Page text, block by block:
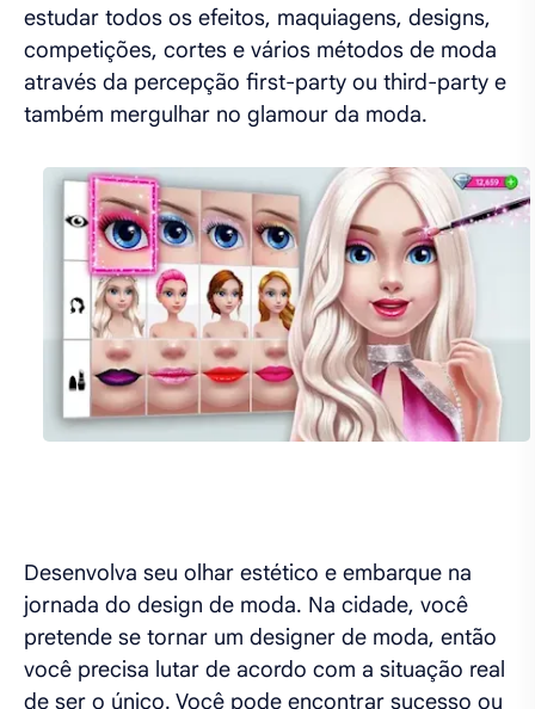
estudar todos os efeitos, maquiagens, designs,
competições, cortes e vários métodos de moda
através da percepção first-party ou third-party e
também mergulhar no glamour da moda.
Desenvolva seu olhar estético e embarque na
jornada do design de moda. Na cidade, você
pretende se tornar um designer de moda, então
você precisa lutar de acordo com a situação real
de ser o único. Você pode encontrar sucesso ou